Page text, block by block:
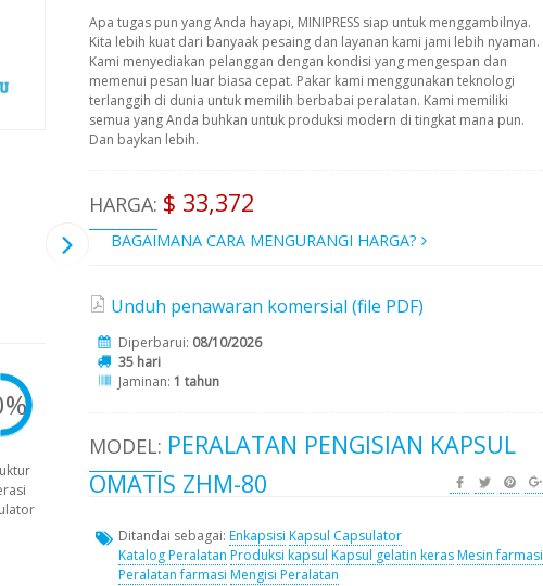
Apa tugas pun yang Anda hayapi, MINIPRESS siap untuk menggambilnya.
Kita lebih kuat dari banyaak pesaing dan layanan kami jami lebih nyaman.
Kami menyediakan pelanggan dengan kondisi yang mengespan dan
memenui pesan luar biasa cepat. Pakar kami menggunakan teknologi
terlanggih di dunia untuk memilih berbabai peralatan. Kami memiliki
semua yang Anda buhkan untuk produksi modern di tingkat mana pun.
Dan baykan lebih.
HARGA: $ 33,372
BAGAIMANA CARA MENGURANGI HARGA?
Unduh penawaran komersial (file PDF)
Diperbarui: 08/10/2026
35 hari
Jaminan: 1 tahun
MODEL: PERALATAN PENGISIAN KAPSUL
OMATIS ZHM-80
Ditandai sebagai: Enkapsisi Kapsul Capsulator
Katalog Peralatan Produksi kapsul Kapsul gelatin kerasMesin farmasi
Peralatan farmasi Mengisi Peralatan